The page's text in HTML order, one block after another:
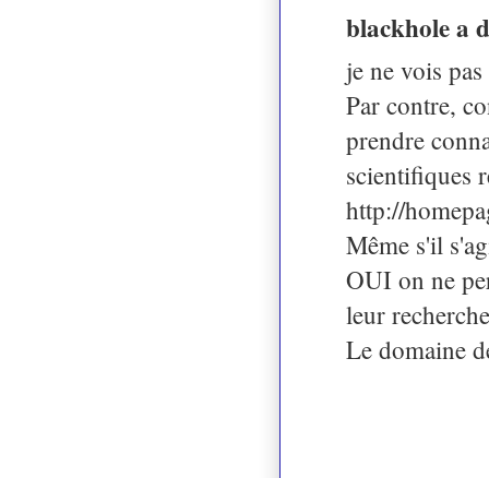
blackhole a
je ne vois
Par contre,
prendre
scientifiques
http://
Même s'il
OUI on ne
leur
Le domaine